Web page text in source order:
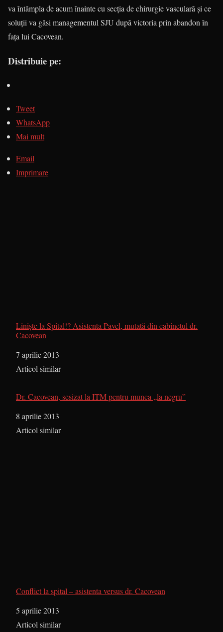
va întâmpla de acum înainte cu secţia de chirurgie vasculară şi ce
soluţii va găsi managementul SJU după victoria prin abandon în
faţa lui Cacovean.
Distribuie pe:
Tweet
WhatsApp
Mai mult
Email
Imprimare
Liniște la Spital!? Asistenta Pavel, mutată din cabinetul dr.
Cacovean
Dată
7 aprilie 2013
În legătură cu
Articol similar
Dr. Cacovean, sesizat la ITM pentru munca „la negru”
Dată
8 aprilie 2013
În legătură cu
Articol similar
Conflict la spital – asistenta versus dr. Cacovean
Dată
5 aprilie 2013
În legătură cu
Articol similar